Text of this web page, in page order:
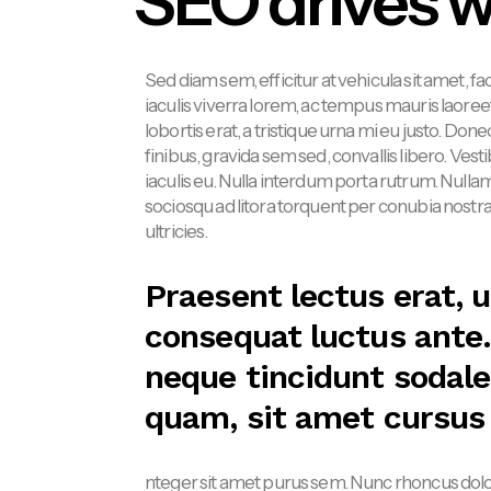
Sed diam sem, efficitur at vehicula sit amet,
iaculis viverra lorem, ac tempus mauris
lobortis erat, a tristique urna mi eu justo.
finibus, gravida sem sed, convallis libero.
iaculis eu. Nulla interdum porta rutrum.
sociosqu ad litora torquent per conubia
ultricies.
Praesent lectus erat,
consequat luctus
neque tincidunt
quam, sit amet
nteger sit amet purus sem. Nunc rhoncus